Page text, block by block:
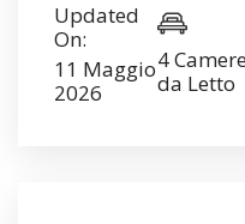
Updated
On:
11 Maggio
2026
4
da Letto